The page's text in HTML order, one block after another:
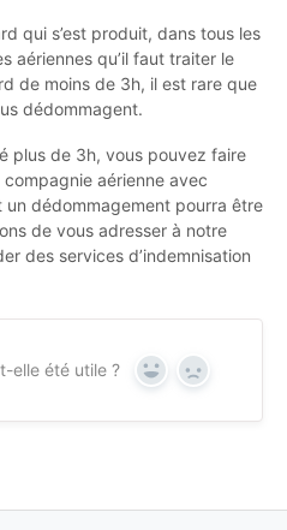
qui s’est produit, dans tous les
aériennes qu’il faut traiter le
de moins de 3h, il est rare que
dédommagent.
plus de 3h, vous pouvez faire
aérienne avec
dédommagement pourra être
de vous adresser à notre
des services d’indemnisation
elle été utile ? Yes No